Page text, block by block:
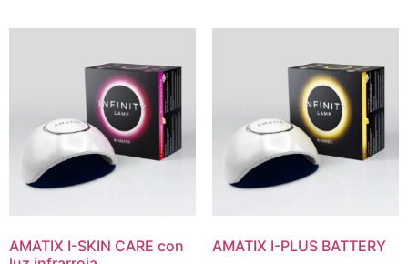
AMATIX I-SKIN CARE con
AMATIX I-PLUS BATTERY